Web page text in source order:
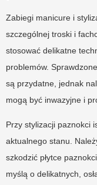
Zabiegi manicure i
szczególnej troski i
stosować delikatne
problemów.
są przydatne, jednak
mogą być inwazyjne i
Przy stylizacji paznokci
aktualnego stanu.
szkodzić płytce
myślą o delikatnych,